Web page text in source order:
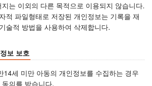
는 이외의 다른 목적으로 이용되지 않습니다.
적 파일형태로 저장된 개인정보는 기록을 재
술적 방법을 사용하여 삭제합니다.
보 보호
14세 미만 아동의 개인정보를 수집하는 경우
의를 받습니다.